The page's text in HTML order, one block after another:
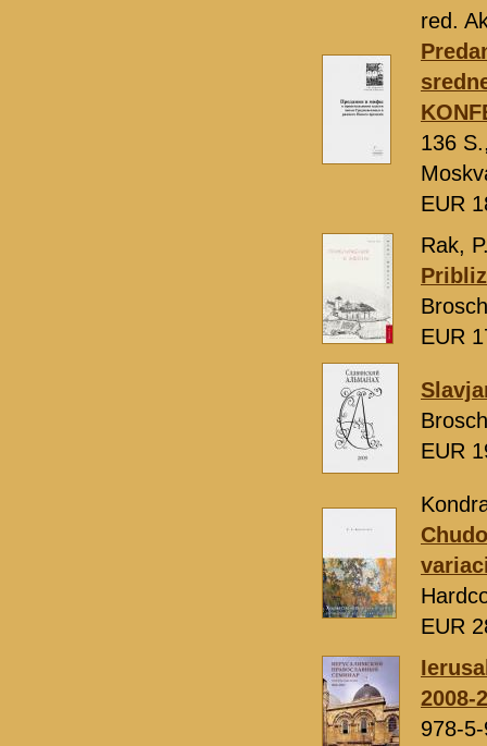
red.
136
EUR
Rak,
EUR
EUR
EUR
2008-
978-